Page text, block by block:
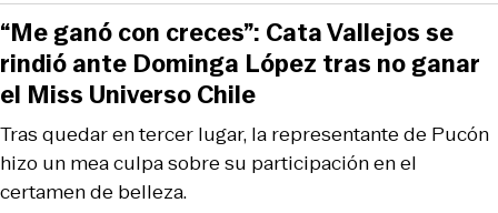
Tras quedar en tercer lugar, la representante de Pucón
hizo un mea culpa sobre su participación en el
certamen de belleza.
“Me ganó con creces”: Cata Vallejos se
rindió ante Dominga López tras no ganar
el Miss Universo Chile